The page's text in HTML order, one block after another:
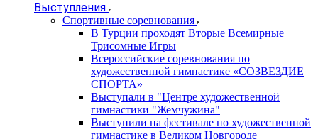
Выступления
Спортивные соревнования
В Турции проходят Вторые Всемирные
Трисомные Игры
Всероссийские соревнования по
художественной гимнастике «СОЗВЕЗДИЕ
СПОРТА»
Выступали в "Центре художественной
гимнастики "Жемчужина"
Выступили на фестивале по художественной
гимнастике в Великом Новгороде